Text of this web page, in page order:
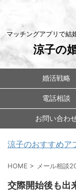
マッチングアプリで結
涼子の
婚活戦略
電話相談
お問い合わ
涼子のおすすめア
HOME > メール相談
交際開始後も出